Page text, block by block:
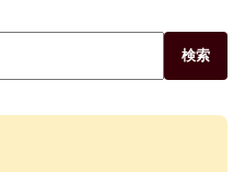
検索